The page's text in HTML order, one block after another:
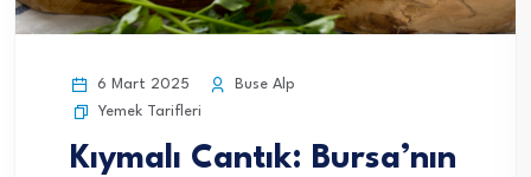
6 Mart 2025
Buse Alp
Yemek Tarifleri
Kıymalı Cantık: Bursa’nın